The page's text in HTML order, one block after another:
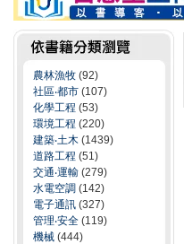
農林漁牧 (92)
社區‧都市 (107)
化學工程 (53)
環境工程 (220)
建築‧土木 (1439)
道路工程 (51)
交通‧運輸 (279)
水電空調 (142)
電子通訊 (327)
管理‧安全 (119)
機械 (444)